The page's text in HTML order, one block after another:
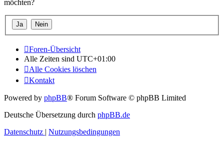
möchten?
Foren-Übersicht
Alle Zeiten sind UTC+01:00
Alle Cookies löschen
Kontakt
Powered by phpBB® Forum Software © phpBB Limited
Deutsche Übersetzung durch phpBB.de
Datenschutz | Nutzungsbedingungen